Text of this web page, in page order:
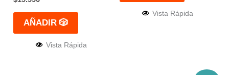
AÑADIR 🎲
Vista Rápida
Vista Rápida